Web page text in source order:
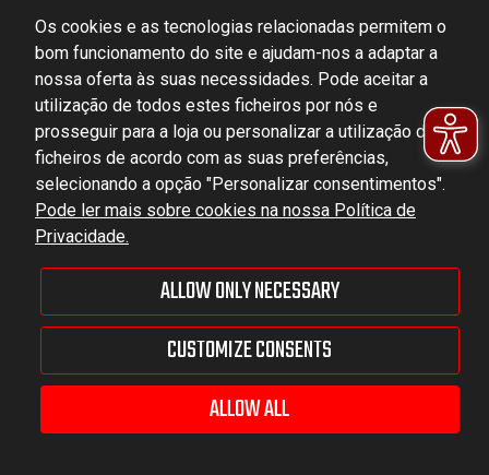
DOMINATOR GROUP Sp. z o.o.
Ludowa 59, 43-514 Kaniów, POLAND
VAT ID No.: 6521751083
dominator@dominator.pl
© Copyright 2022 | Dominator Group Sp. z o. o.
VEJA A VERSÃO COMPLETA DO SITE
Os cookies e as tecnologias relacionadas permitem o
bom funcionamento do site e ajudam-nos a adaptar a
nossa oferta às suas necessidades. Pode aceitar a
utilização de todos estes ficheiros por nós e
prosseguir para a loja ou personalizar a utilização dos
ficheiros de acordo com as suas preferências,
selecionando a opção "Personalizar consentimentos".
Pode ler mais sobre cookies na nossa Política de
Privacidade.
ALLOW ONLY NECESSARY
CUSTOMIZE CONSENTS
ALLOW ALL